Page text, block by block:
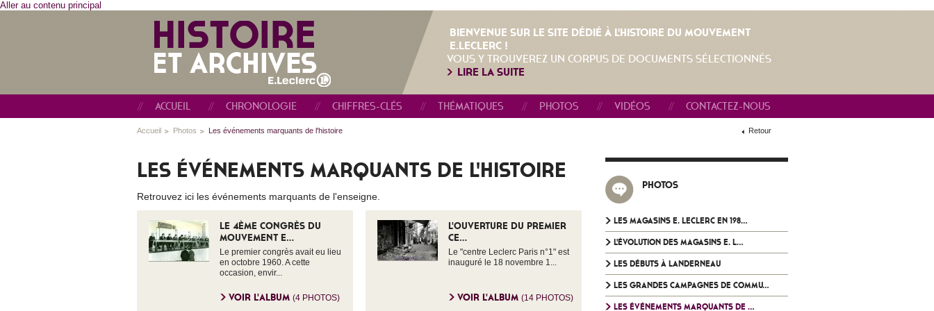
Aller au contenu principal
BIENVENUE SUR LE SITE DÉDIÉ À L'HISTOIRE DU MOUVEMENT
E.LECLERC !
VOUS Y TROUVEREZ UN CORPUS DE DOCUMENTS SÉLECTIONNÉS
LIRE LA SUITE
ACCUEIL CHRONOLOGIE CHIFFRES-CLÉS THÉMATIQUES PHOTOS VIDÉOS CONTACTEZ-NOUS
Accueil Photos Les événements marquants de l'histoire Retour
LES ÉVÉNEMENTS MARQUANTS DE L'HISTOIRE
Retrouvez ici les événements marquants de l'enseigne.
LE 4ÈME CONGRÈS DU
MOUVEMENT E...
Le premier congrès avait eu lieu
en octobre 1960. A cette
occasion, envir...
VOIR L'ALBUM (4 PHOTOS)
L'OUVERTURE DU PREMIER
CE...
Le "centre Leclerc Paris n°1" est
inauguré le 18 novembre 1...
VOIR L'ALBUM (14 PHOTOS)
PHOTOS
LES MAGASINS E. LECLERC EN 198...
L'ÉVOLUTION DES MAGASINS E. L...
LES DÉBUTS À LANDERNEAU
LES GRANDES CAMPAGNES DE COMMU...
LES ÉVÉNEMENTS MARQUANTS DE ...